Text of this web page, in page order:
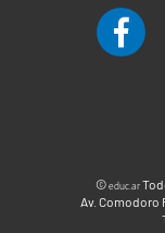
©educ.ar
Av. Comodoro